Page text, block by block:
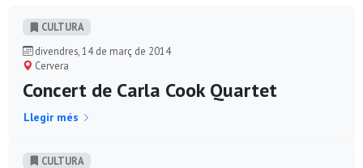
CULTURA
divendres, 14 de març de 2014
Cervera
Concert de Carla Cook Quartet
Llegir més
CULTURA